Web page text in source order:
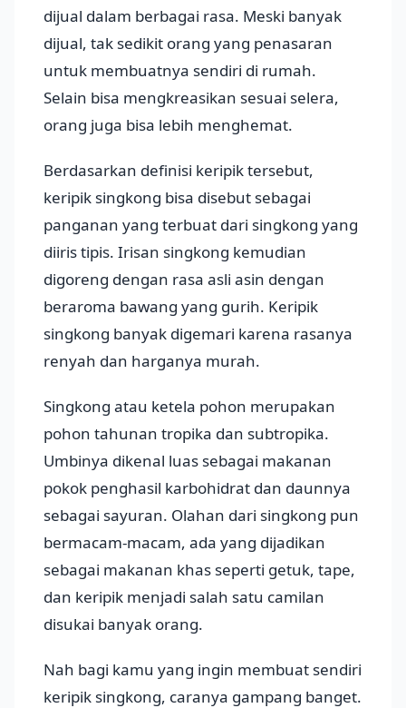
dijual dalam berbagai rasa. Meski banyak
dijual, tak sedikit orang yang penasaran
untuk membuatnya sendiri di rumah.
Selain bisa mengkreasikan sesuai selera,
orang juga bisa lebih menghemat.
Berdasarkan definisi keripik tersebut,
keripik singkong bisa disebut sebagai
panganan yang terbuat dari singkong yang
diiris tipis. Irisan singkong kemudian
digoreng dengan rasa asli asin dengan
beraroma bawang yang gurih. Keripik
singkong banyak digemari karena rasanya
renyah dan harganya murah.
Singkong atau ketela pohon merupakan
pohon tahunan tropika dan subtropika.
Umbinya dikenal luas sebagai makanan
pokok penghasil karbohidrat dan daunnya
sebagai sayuran. Olahan dari singkong pun
bermacam-macam, ada yang dijadikan
sebagai makanan khas seperti getuk, tape,
dan keripik menjadi salah satu camilan
disukai banyak orang.
Nah bagi kamu yang ingin membuat sendiri
keripik singkong, caranya gampang banget.